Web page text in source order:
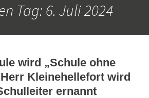
Tag: 6. Juli 2024
wird „Schule ohne
Kleinehellefort wird
ernannt